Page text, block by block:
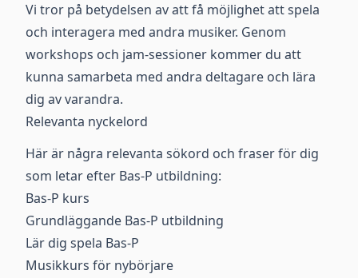
Vi tror på betydelsen av att få möjlighet att spela
och interagera med andra musiker. Genom
workshops och jam-sessioner kommer du att
kunna samarbeta med andra deltagare och lära
dig av varandra.
Relevanta nyckelord
Här är några relevanta sökord och fraser för dig
som letar efter Bas-P utbildning:
Bas-P kurs
Grundläggande Bas-P utbildning
Lär dig spela Bas-P
Musikkurs för nybörjare